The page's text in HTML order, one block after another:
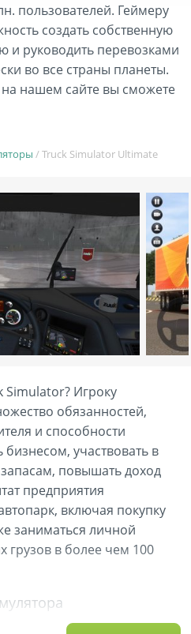
/ Truck Simulator Ultimate
пользователей. Геймеру
создать собственную
и руководить перевозками
во все страны планеты.
нашем сайте вы сможете
Simulator? Игроку
обязанностей,
и способности
бизнесом, участвовать в
повышать доход
предприятия
включая покупку
заниматься личной
грузов в более чем 100